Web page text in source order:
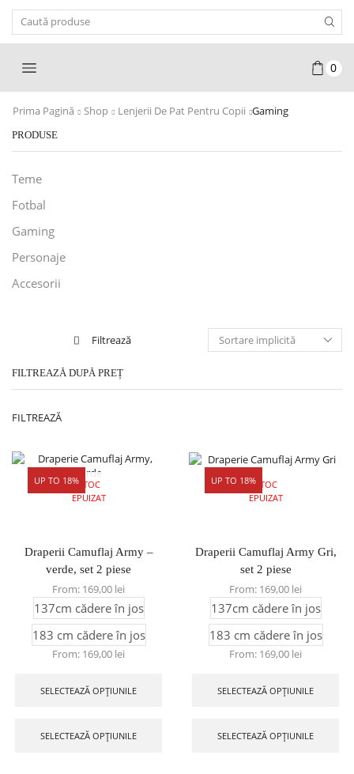
Input
0
Prima Pagină Shop Lenjerii De Pat Pentru Copii Gaming
Filtrează
FILTREAZĂ DUPĂ PREȚ
FILTREAZĂ
UP TO 18%STOC
EPUIZAT
Draperii Camuflaj Army –
verde, set 2 piese
From: 169,00 lei
137cm cădere în jos
183 cm cădere în jos
From: 169,00 lei
SELECTEAZĂ OPȚIUNILE
SELECTEAZĂ OPȚIUNILE
UP TO 18%STOC
EPUIZAT
Draperii Camuflaj Army Gri,
set 2 piese
From: 169,00 lei
137cm cădere în jos
183 cm cădere în jos
From: 169,00 lei
SELECTEAZĂ OPȚIUNILE
SELECTEAZĂ OPȚIUNILE
PRODUSE
Teme
Fotbal
Gaming
Personaje
Accesorii